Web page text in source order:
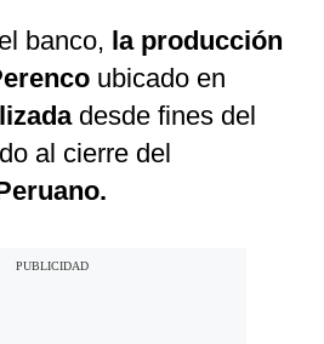
banco, la producción
ubicado en
desde fines del
al cierre del